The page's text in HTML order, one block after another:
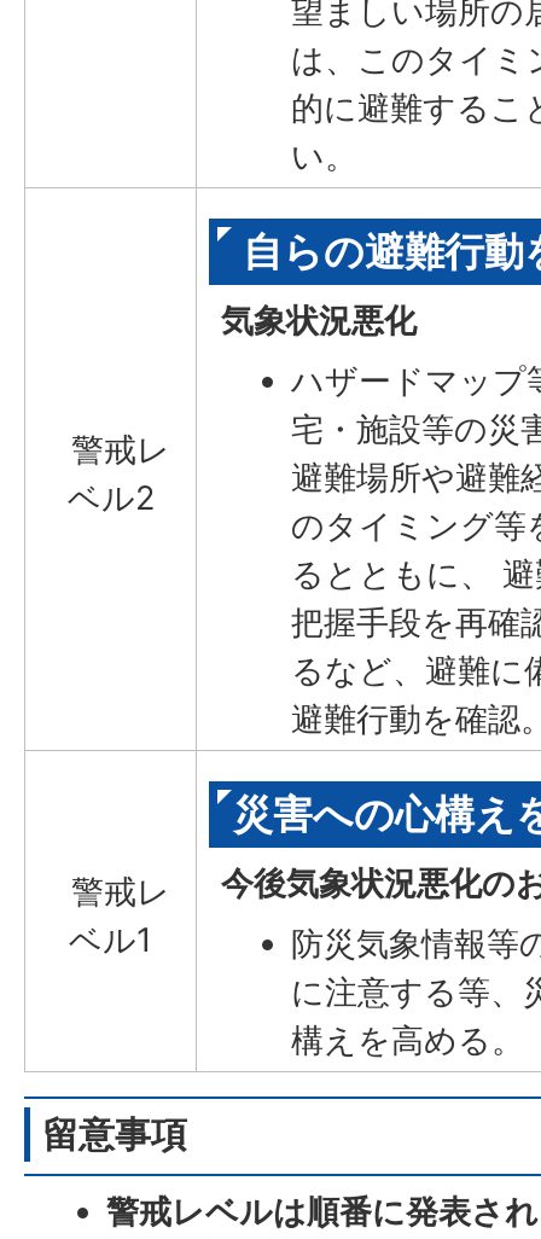
望ましい場所の
は、このタイミ
的に避難するこ
い。
警戒レ
ベル2
自らの避難行動
気象状況悪化
ハザードマップ
宅・施設等の災
避難場所や避難
のタイミング等
るとともに、
把握手段を再確
るなど、避難に
避難行動を確認
警戒レ
ベル1
災害への心構え
今後気象状況悪化の
防災気象情報等
に注意する等、
構えを高める。
留意事項
警戒レベルは順番に発表さ